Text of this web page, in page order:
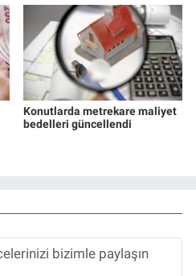
Konutlarda metrekare maliyet
bedelleri güncellendi